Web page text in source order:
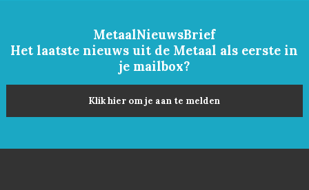
MetaalNieuwsBrief
Het laatste nieuws uit de Metaal als eerste in
je mailbox?
Klik hier om je aan te melden